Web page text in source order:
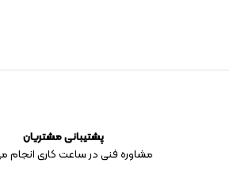
پشتیبانی مشتریان
مشاوره فنی در ساعت کاری انجام